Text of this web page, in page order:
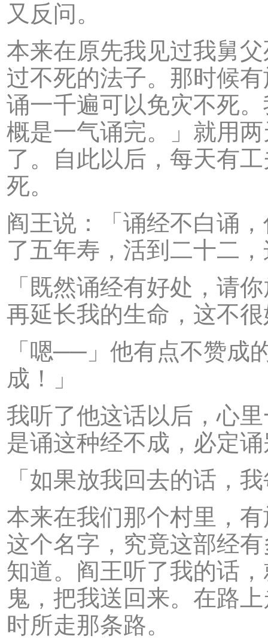
又反问。
本来在原先我见过我舅
过不死的法子。那时候
诵一千遍可以免灾不死
概是一气诵完。」就用
了。自此以后，每天有
死。
阎王说：「诵经不白诵
了五年寿，活到二十二
「既然诵经有好处，请
再延长我的生命，这不
「嗯──」他有点不赞成
成！」
我听了他这话以后，心
是诵这种经不成，必定
「如果放我回去的话，
本来在我们那个村里，
这个名字，究竟这部经
知道。阎王听了我的话
鬼，把我送回来。在路
时所走那条路。